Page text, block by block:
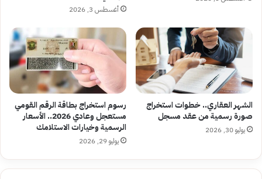
أغسطس 3, 2026
الشهر العقاري.. خطوات استخراج
صورة رسمية من عقد مسجل
يوليو 30, 2026
رسوم استخراج بطاقة الرقم القومي
مستعجل وعادي 2026.. الأسعار
الرسمية وخيارات الاستلامك
يوليو 29, 2026